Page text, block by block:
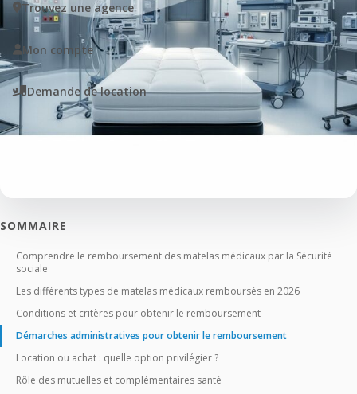
Trouvez une agence
Mon compte
Demande de location
SOMMAIRE
Comprendre le remboursement des matelas médicaux par la Sécurité
sociale
Les différents types de matelas médicaux remboursés en 2026
Conditions et critères pour obtenir le remboursement
Démarches administratives pour obtenir le remboursement
Location ou achat : quelle option privilégier ?
Rôle des mutuelles et complémentaires santé